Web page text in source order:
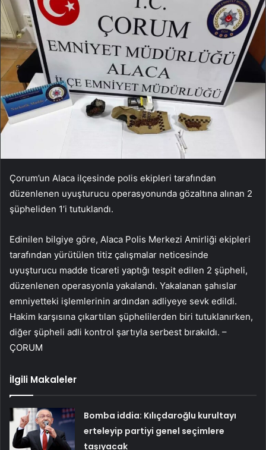
Çorum’un Alaca ilçesinde polis ekipleri tarafından
düzenlenen uyuşturucu operasyonunda gözaltına alınan 2
şüpheliden 1’i tutuklandı.
Edinilen bilgiye göre, Alaca Polis Merkezi Amirliği ekipleri
tarafından yürütülen titiz çalışmalar neticesinde
uyuşturucu madde ticareti yaptığı tespit edilen 2 şüpheli,
düzenlenen operasyonla yakalandı. Yakalanan şahıslar
emniyetteki işlemlerinin ardından adliyeye sevk edildi.
Hakim karşısına çıkartılan şüphelilerden biri tutuklanırken,
diğer şüpheli adli kontrol şartıyla serbest bırakıldı. –
ÇORUM
İlgili Makaleler
Bomba iddia: Kılıçdaroğlu kurultayı
erteleyip partiyi genel seçimlere
taşıyacak